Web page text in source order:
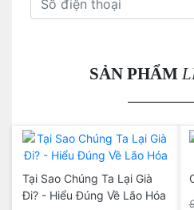
SẢN PHẨM
Tại Sao Chúng Ta Lại Già
Đi? - Hiểu Đúng Về Lão Hóa